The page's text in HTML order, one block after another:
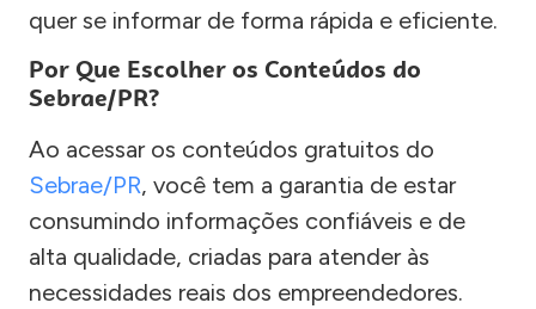
quer se informar de forma rápida e eficiente.
Por Que Escolher os Conteúdos do
Sebrae/PR?
Ao acessar os conteúdos gratuitos do
Sebrae/PR, você tem a garantia de estar
consumindo informações confiáveis e de
alta qualidade, criadas para atender às
necessidades reais dos empreendedores.